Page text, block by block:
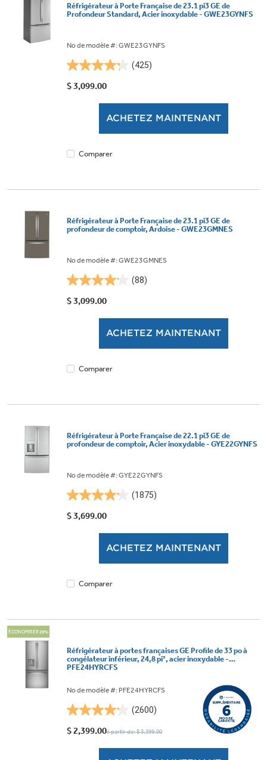
Réfrigérateur à Porte Française de 23.1 pi3 GE de
Profondeur Standard, Acier inoxydable - GWE23GYNFS
No de modèle #: GWE23GYNFS
(425)
4.3
étoile(s)
$ 3,099.00
ACHETEZ MAINTENANT
Comparer
Réfrigérateur à Porte Française de 23.1 pi3 GE de
profondeur de comptoir, Ardoise - GWE23GMNES
No de modèle #: GWE23GMNES
(88)
4.1
étoile(s)
$ 3,099.00
ACHETEZ MAINTENANT
Comparer
Réfrigérateur à Porte Française de 22.1 pi3 GE de
profondeur de comptoir, Acier inoxydable - GYE22GYNFS
No de modèle #: GYE22GYNFS
(1875)
4.2
étoile(s)
$ 3,699.00
ACHETEZ MAINTENANT
Comparer
ÉCONOMISER 29%
Réfrigérateur à portes françaises GE Profile de 33 po à
congélateur inférieur, 24,8 pi³, acier inoxydable -
PFE24HYRCFS
No de modèle #: PFE24HYRCFS
(2600)
4.2
étoile(s)
$ 2,399.00à partir de: $ 3,399.00